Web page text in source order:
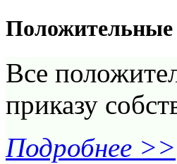
Положительные
Все
приказу
Подробнее >>